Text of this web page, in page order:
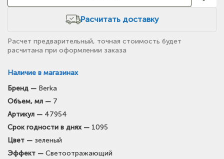
Расчитать доставку
Наличие в магазинах
Тел: +7-903-947-7028
Тел: +7-3854-222-223
Бренд — Berka
Объем, мл — 7
Артикул — 47954
Срок годности в днях — 1095
Цвет — зеленый
Эффект — Светоотражающий
Расчет предварительный, точная стоимость будет
расчитана при оформлении заказа